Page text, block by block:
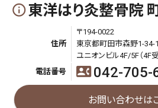
info_outline東洋はり灸整骨院
住所
〒194-0022
東京都町田市森野1-34-
ユニオンビル4F/5F（4F受
電話番号
contact_phone 042-705-
お問い合わせは